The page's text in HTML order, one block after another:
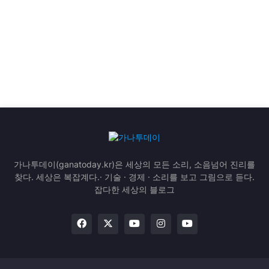
가나투데이(ganatoday.kr)은 세상의 모든 소리, 소음넘어 진리를
찾다. 세상은 복잡계다.· 기술 · 경제 · 소리를 보고 그림으로 듣다.
잡다한 세상의 블로그